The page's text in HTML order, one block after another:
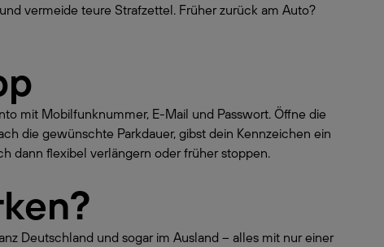
vermeide teure Strafzettel. Früher zurück am Auto?
mit Mobilfunknummer, E-Mail und Passwort. Öffne die
die gewünschte Parkdauer, gibst dein Kennzeichen ein
dann flexibel verlängern oder früher stoppen.
Deutschland und sogar im Ausland – alles mit nur einer